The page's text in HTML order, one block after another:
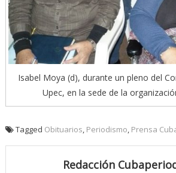
Isabel Moya (d), durante un pleno del
Upec, en la sede de la
Tagged Obituarios, Periodismo, Prensa
Redacción